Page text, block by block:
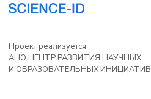
Проект реализуется
АНО ЦЕНТР РАЗВИТИЯ НАУЧНЫХ
И ОБРАЗОВАТЕЛЬНЫХ ИНИЦИАТИВ